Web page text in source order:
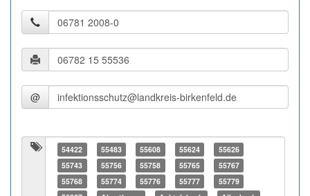
@
54422 55483 55608 55624
55626
55743
55756 55758 55765
55767
55768
55774 55776 55777
55779